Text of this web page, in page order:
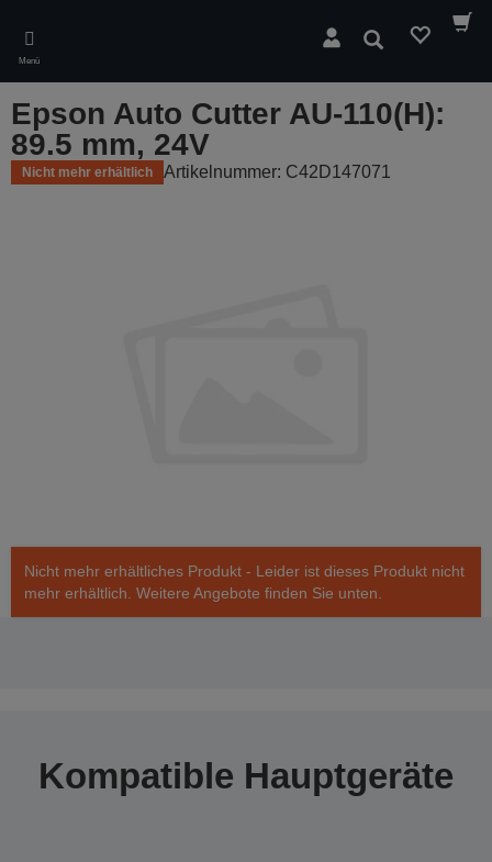
main
content
Menü
Suchen
Epson Auto Cutter AU-110(H):
89.5 mm, 24V
Nicht mehr erhältlich Artikelnummer: C42D147071
Nicht mehr erhältliches Produkt - Leider ist dieses Produkt nicht
mehr erhältlich. Weitere Angebote finden Sie unten.
Kompatible Hauptgeräte